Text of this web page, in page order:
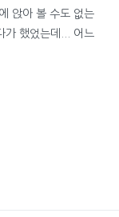
앉아 볼 수도 없는
가 했었는데... 어느